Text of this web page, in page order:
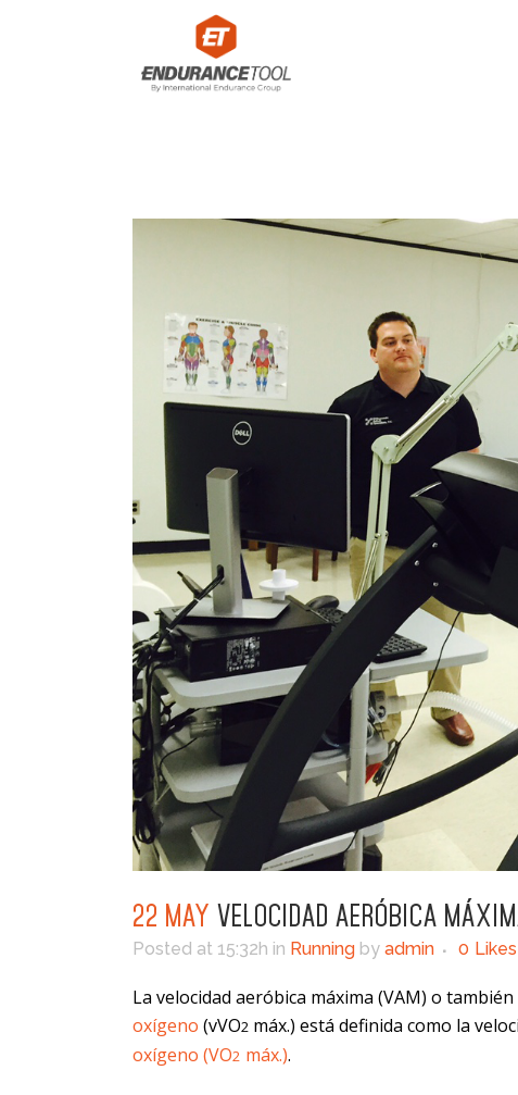
22 MAY VELOCIDAD AERÓBICA
Posted at 15:32h in Running by admin 0 Likes
La velocidad aeróbica máxima (VAM) o
oxígeno (vVO2 máx.) está definida como la
oxígeno (VO2 máx.).